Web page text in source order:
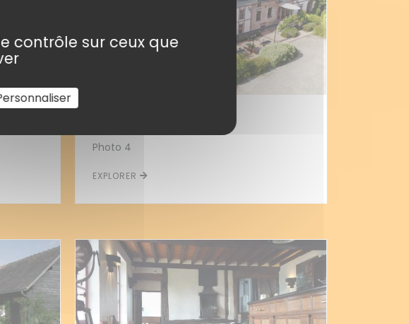
Photo 4
EXPLORER
contrôle sur ceux que